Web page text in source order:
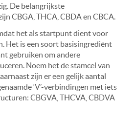
De belangrijkste
CBGA, THCA, CBDA en CBCA.
het als startpunt dient voor
Het is een soort basisingrediënt
gebruiken om andere
Noem het de stamcel van
zijn er een gelijk aantal
‘V’-verbindingen met iets
CBGVA, THCVA, CBDVA